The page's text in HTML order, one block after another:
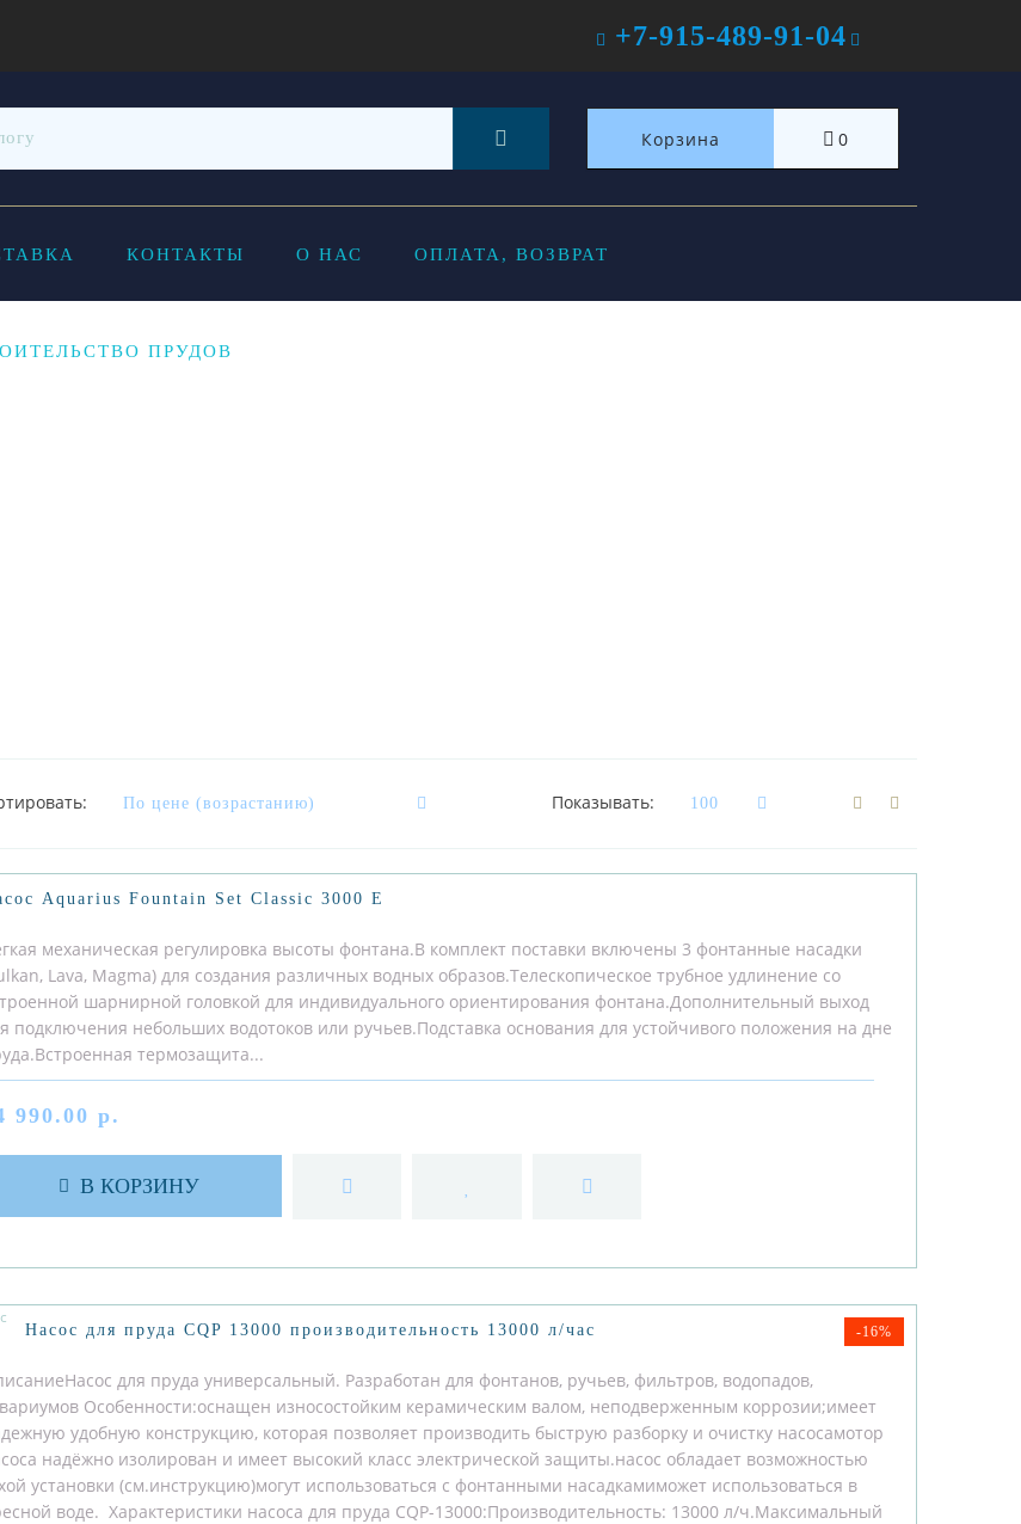
+7-915-489-91-04
Корзина 0
КОНТАКТЫ О НАС ОПЛАТА, ВОЗВРАТ
ПРУДОВ
Показывать:
Aquarius Fountain Set Classic 3000 E
механическая регулировка высоты фонтана.В комплект поставки включены 3 фонтанные насадки
Lava, Magma) для создания различных водных образов.Телескопическое трубное удлинение со
шарнирной головкой для индивидуального ориентирования фонтана.Дополнительный выход
подключения небольших водотоков или ручьев.Подставка основания для устойчивого положения на дне
термозащита...
990.00 р.
В КОРЗИНУ
-16%
Насос для пруда CQP 13000 производительность 13000 л/час
для пруда универсальный. Разработан для фонтанов, ручьев, фильтров, водопадов,
Особенности:оснащен износостойким керамическим валом, неподверженным коррозии;имеет
удобную конструкцию, которая позволяет производить быструю разборку и очистку насосамотор
надёжно изолирован и имеет высокий класс электрической защиты.насос обладает возможностью
установки (см.инструкцию)могут использоваться с фонтанными насадкамиможет использоваться в
воде. Характеристики насоса для пруда CQP-13000:Производительность: 13000 л/ч.Максимальный